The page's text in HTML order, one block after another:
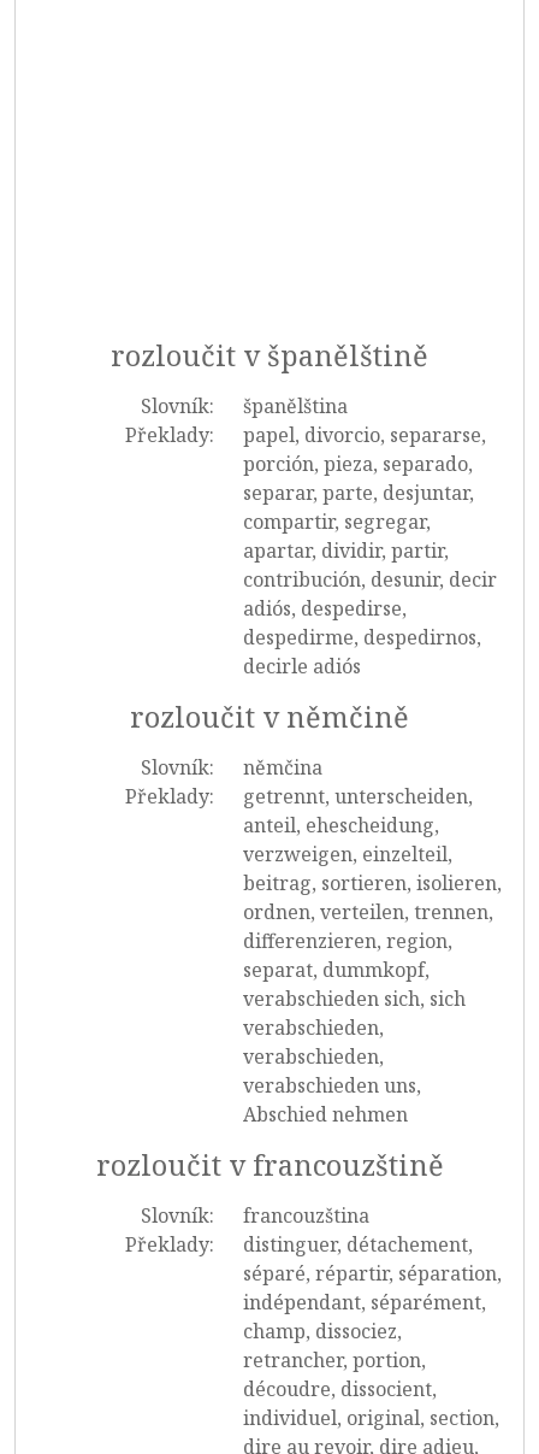
rozloučit v španělštině
Slovník:
španělština
Překlady:
papel, divorcio, separarse,
porción, pieza, separado,
separar, parte, desjuntar,
compartir, segregar,
apartar, dividir, partir,
contribución, desunir, decir
adiós, despedirse,
despedirme, despedirnos,
decirle adiós
rozloučit v němčině
Slovník:
němčina
Překlady:
getrennt, unterscheiden,
anteil, ehescheidung,
verzweigen, einzelteil,
beitrag, sortieren, isolieren,
ordnen, verteilen, trennen,
differenzieren, region,
separat, dummkopf,
verabschieden sich, sich
verabschieden,
verabschieden,
verabschieden uns,
Abschied nehmen
rozloučit v francouzštině
Slovník:
francouzština
Překlady:
distinguer, détachement,
séparé, répartir, séparation,
indépendant, séparément,
champ, dissociez,
retrancher, portion,
découdre, dissocient,
individuel, original, section,
dire au revoir, dire adieu,